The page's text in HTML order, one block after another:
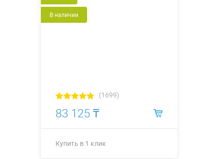
Купить в 1 клик
В наличии
(1699)
83 125 ₸
Купить в 1 клик